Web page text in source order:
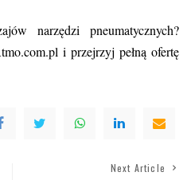
narzędzi pneumatycznych?
i przejrzyj pełną ofertę
Next Article